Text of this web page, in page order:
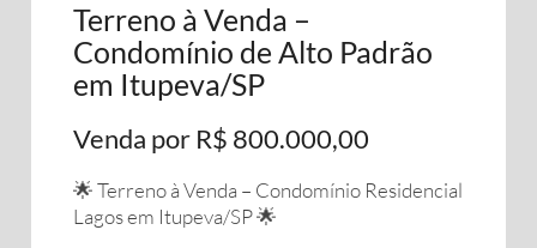
Terreno à Venda –
Condomínio de Alto Padrão
em Itupeva/SP
Venda por R$ 800.000,00
🌟 Terreno à Venda – Condomínio Residencial
Lagos em Itupeva/SP 🌟